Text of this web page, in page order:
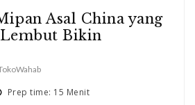
Asal China yang
Bikin
Prep time: 15 Menit